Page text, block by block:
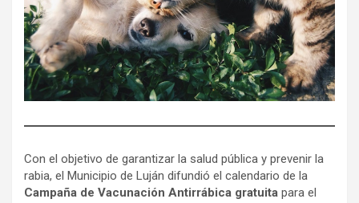
Con el objetivo de garantizar la salud pública y prevenir la
rabia, el Municipio de Luján difundió el calendario de la
Campaña de Vacunación Antirrábica gratuita para el